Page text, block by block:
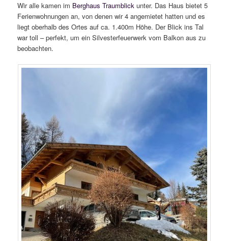
Wir alle kamen im Berghaus Traumblick unter. Das Haus bietet 5
Ferienwohnungen an, von denen wir 4 angemietet hatten und es
liegt oberhalb des Ortes auf ca. 1.400m Höhe. Der Blick ins Tal
war toll – perfekt, um ein Silvesterfeuerwerk vom Balkon aus zu
beobachten.